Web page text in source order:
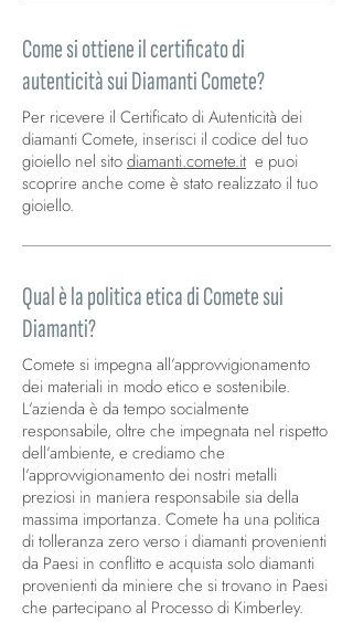
Come si ottiene il certificato di
autenticità sui Diamanti Comete?
Per ricevere il Certificato di Autenticità dei
diamanti Comete, inserisci il codice del tuo
gioiello nel sitodiamanti.comete.it e puoi
scoprire anche come è stato realizzato il tuo
gioiello.
Qual è la politica etica di Comete sui
Diamanti?
Comete si impegna all’approvvigionamento
dei materiali in modo etico e sostenibile.
L’azienda è da tempo socialmente
responsabile, oltre che impegnata nel rispetto
dell’ambiente, e crediamo che
l’approvvigionamento dei nostri metalli
preziosi in maniera responsabile sia della
massima importanza. Comete ha una politica
di tolleranza zero verso i diamanti provenienti
da Paesi in conflitto e acquista solo diamanti
provenienti da miniere che si trovano in Paesi
che partecipano al Processo di Kimberley.